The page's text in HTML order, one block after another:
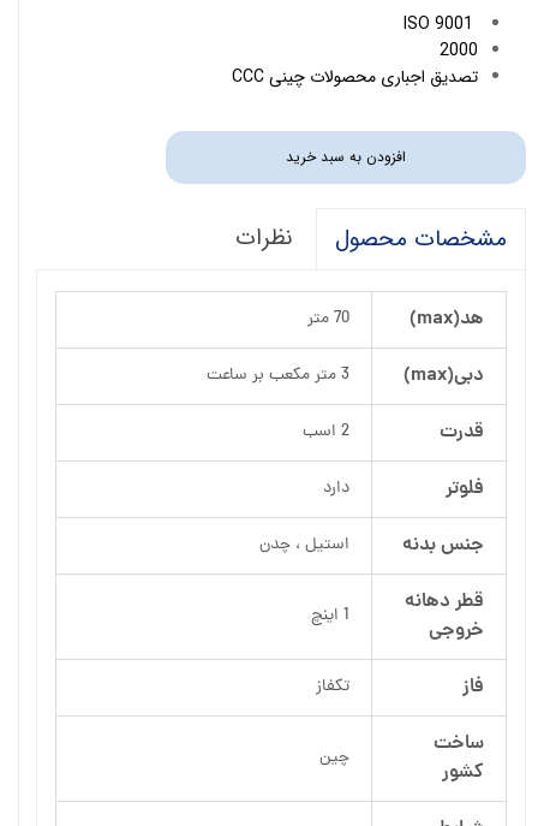
2000
تصدیق اجباری محصولات چینی CCC
افزودن به سبد خرید
مشخصات محصول نظرات
هد(max) 70 متر
دبی(max) 3 متر مکعب بر ساعت
قدرت 2 اسب
فلوتر دارد
جنس بدنه استیل ، چدن
قطر دهانه
خروجی
1 اینچ
فاز تکفاز
ساخت
کشور
چین